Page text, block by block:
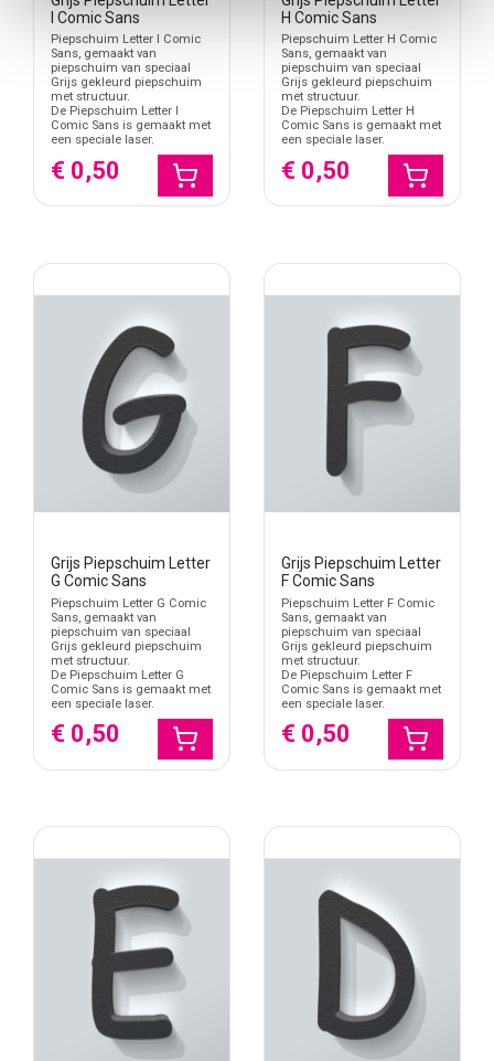
I Comic Sans
Piepschuim Letter I Comic
Sans, gemaakt van
piepschuim van speciaal
Grijs gekleurd piepschuim
met structuur.
De Piepschuim Letter I
Comic Sans is gemaakt met
een speciale laser.
€ 0,50
H Comic Sans
Piepschuim Letter H Comic
Sans, gemaakt van
piepschuim van speciaal
Grijs gekleurd piepschuim
met structuur.
De Piepschuim Letter H
Comic Sans is gemaakt met
een speciale laser.
€ 0,50
Grijs Piepschuim Letter
G Comic Sans
Piepschuim Letter G Comic
Sans, gemaakt van
piepschuim van speciaal
Grijs gekleurd piepschuim
met structuur.
De Piepschuim Letter G
Comic Sans is gemaakt met
een speciale laser.
€ 0,50
Grijs Piepschuim Letter
F Comic Sans
Piepschuim Letter F Comic
Sans, gemaakt van
piepschuim van speciaal
Grijs gekleurd piepschuim
met structuur.
De Piepschuim Letter F
Comic Sans is gemaakt met
een speciale laser.
€ 0,50